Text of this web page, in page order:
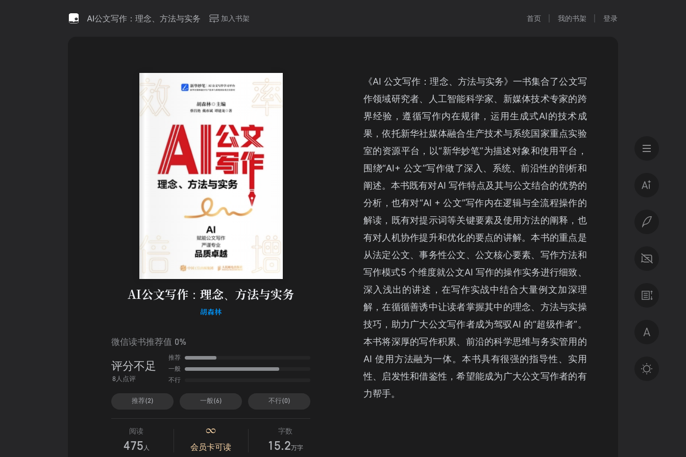
AI公文写作：理念、方法与实务 加入书架 首页 我的书架 登录
AI公文写作：理念、方法与实务
胡森林
微信读书推荐值 0%
评分不足
8人点评
推荐
一般
不行
推荐(2) 一般(6) 不行(0)
阅读
475 人 会员卡可读
字数
15.2万字
《AI 公文写作：理念、方法与实务》一书集合了公文写
作领域研究者、人工智能科学家、新媒体技术专家的跨
界经验，遵循写作内在规律，运用生成式AI的技术成
果，依托新华社媒体融合生产技术与系统国家重点实验
室的资源平台，以“新华妙笔”为描述对象和使用平台，
围绕“AI+ 公文”写作做了深入、系统、前沿性的剖析和
阐述。本书既有对AI 写作特点及其与公文结合的优势的
分析，也有对“AI + 公文”写作内在逻辑与全流程操作的
解读，既有对提示词等关键要素及使用方法的阐释，也
有对人机协作提升和优化的要点的讲解。本书的重点是
从法定公文、事务性公文、公文核心要素、写作方法和
写作模式5 个维度就公文AI 写作的操作实务进行细致、
深入浅出的讲述，在写作实战中结合大量例文加深理
解，在循循善诱中让读者掌握其中的理念、方法与实操
技巧，助力广大公文写作者成为驾驭AI 的“超级作者”。
本书将深厚的写作积累、前沿的科学思维与务实管用的
AI 使用方法融为一体。本书具有很强的指导性、实用
性、启发性和借鉴性，希望能成为广大公文写作者的有
力帮手。